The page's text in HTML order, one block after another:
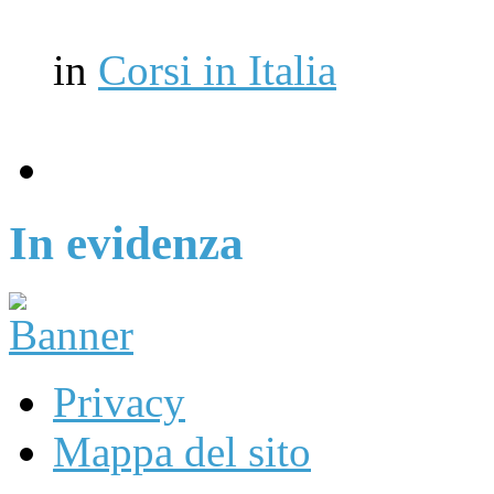
in Corsi in Italia
In evidenza
Privacy
Mappa del sito